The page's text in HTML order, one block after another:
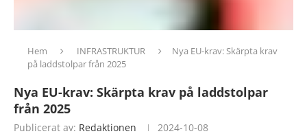
Hem INFRASTRUKTUR
Nya EU-krav: Skärpta krav
på laddstolpar från 2025
Nya EU-krav: Skärpta krav på laddstolpar
från 2025
Publicerat av: Redaktionen 2024-10-08